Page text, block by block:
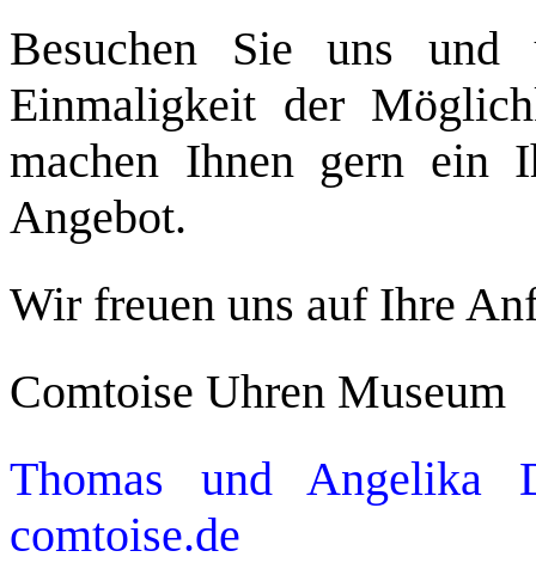
Besuchen Sie uns und
Einmaligkeit der
machen Ihnen gern ein
Angebot.
Wir freuen uns auf Ihre
Comtoise Uhren Museum
Thomas und
comtoise.de